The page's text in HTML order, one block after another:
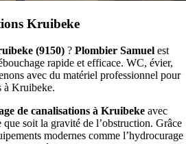
Kruibeke
(9150) ? Plombier Samuel est
rapide et efficace. WC, évier,
avec du matériel professionnel pour
à Kruibeke.
de canalisations à Kruibeke avec
soit la gravité de l’obstruction. Grâce
modernes comme l’hydrocurage